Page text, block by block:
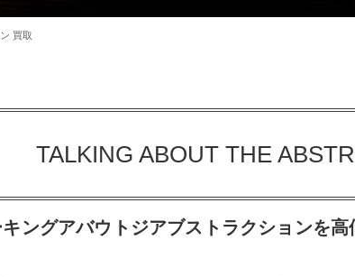
買取
TALKING ABOUT THE
キングアバウトジアブストラクションを高